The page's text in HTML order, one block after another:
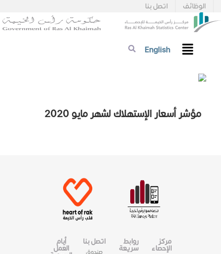
اتصل بنا الوظائف
English
مؤشر أسعار الإستهلاك لشهر مايو 2020
مركز
الإحصاء
روابط
سريعة
اتصل بنا
صندوق
أيام
العمل